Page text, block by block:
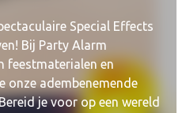
Special Effects
Bij Party Alarm
feestmaterialen en
onze adembenemende
je voor op een wereld